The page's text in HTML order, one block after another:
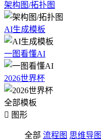
架构图/拓扑图
AI生成模板
一图看懂AI
2026世界杯
全部模板
 图形
全部 流程图 思维导图